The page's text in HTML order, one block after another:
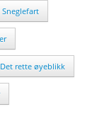
Sneglefart
Det rette øyeblikk